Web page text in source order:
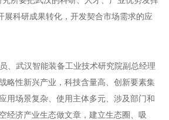
展科研成果转化，开发契合市场需求的应
、武汉智能装备工业技术研究院副总经理
略性新兴产业，科技含量高、创新要素集
用场景复杂、使用主体多元、涉及部门和
经济产业生态做文章，建立生态圈、吸